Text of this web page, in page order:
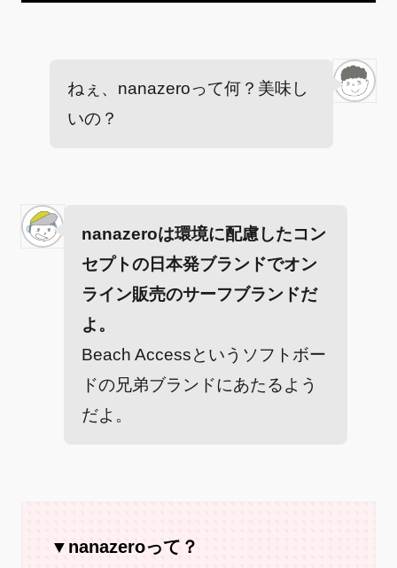
ねぇ、nanazeroって何？美味し
いの？
nanazeroは環境に配慮したコン
セプトの日本発ブランドでオン
ライン販売のサーフブランドだ
よ。
Beach Accessというソフトボー
ドの兄弟ブランドにあたるよう
だよ。
▼nanazeroって？